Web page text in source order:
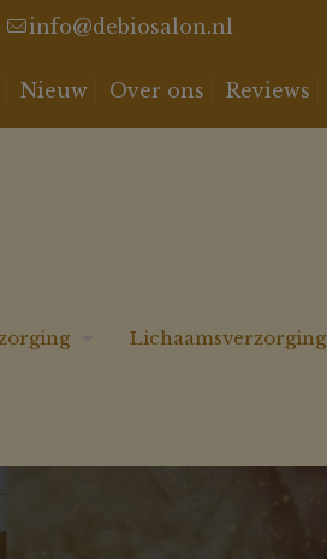
info@debiosalon.nl
Nieuw Over ons Reviews
Lichaamsverzorging